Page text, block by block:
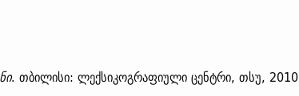
. თბილისი: ლექსიკოგრაფიული ცენტრი, თსუ, 2010